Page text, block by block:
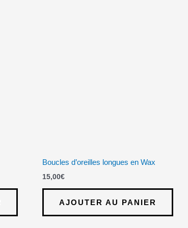
Boucles d’oreilles longues en Wax
15,00€
AJOUTER AU PANIER